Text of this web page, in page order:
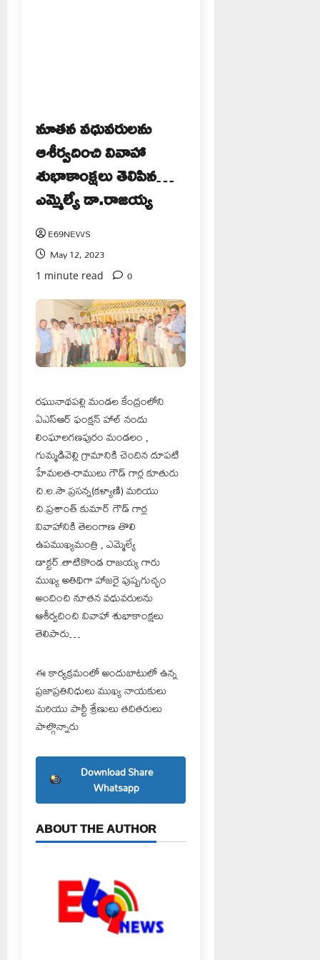
నూతన వధువరులను
ఆశీర్వదించి వివాహా
శుభాకాంక్షలు తెలిపిన…
ఎమ్మెల్యే డా.రాజయ్య
E69NEWS
May 12, 2023
1 minute read 0
రఘునాథపల్లి మండల కేంద్రంలోని
ఏఎస్ఆర్ ఫంక్షన్ హాల్ నందు
లింఘాలగణపురం మండలం ,
గుమ్మడివెల్లి గ్రామానికి చెందిన దూపటి
హేమలత-రాములు గౌడ్ గార్ల కూతురు
చి.ల.సౌ.ప్రసన్న(కళ్యాణి) మరియు
చి.ప్రశాంత్ కుమార్ గౌడ్ గార్ల
వివాహానికి తెలంగాణ తొలి
ఉపముఖ్యమంత్రి , ఎమ్మెల్యే
డాక్టర్.తాటికొండ రాజయ్య గారు
ముఖ్య అతిథిగా హాజరై పుష్పగుచ్ఛం
అందించి నూతన వధువరులను
ఆశీర్వదించి వివాహా శుభాకాంక్షలు
తెలిపారు…
ఈ కార్యక్రమంలో అందుబాటులో ఉన్న
ప్రజాప్రతినిధులు ముఖ్య నాయకులు
మరియు పార్టీ శ్రేణులు తదితరులు
పాల్గొన్నారు
Download Share
Whatsapp
ABOUT THE AUTHOR